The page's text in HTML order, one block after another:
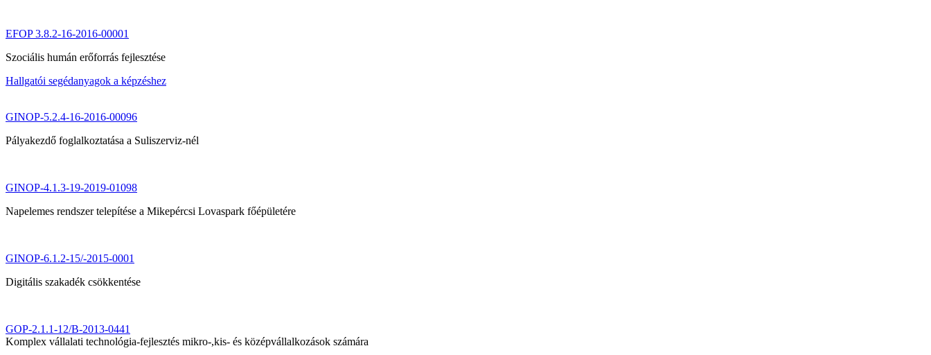
EFOP 3.8.2-16-2016-00001
Szociális humán erőforrás fejlesztése
Hallgatói segédanyagok a képzéshez
GINOP-5.2.4-16-2016-00096
Pályakezdő foglalkoztatása a Suliszerviz-nél
GINOP-4.1.3-19-2019-01098
Napelemes rendszer telepítése a Mikepércsi Lovaspark főépületére
GINOP-6.1.2-15/-2015-0001
Digitális szakadék csökkentése
GOP-2.1.1-12/B-2013-0441
Komplex vállalati technológia-fejlesztés mikro-,kis- és középvállalkozások számára